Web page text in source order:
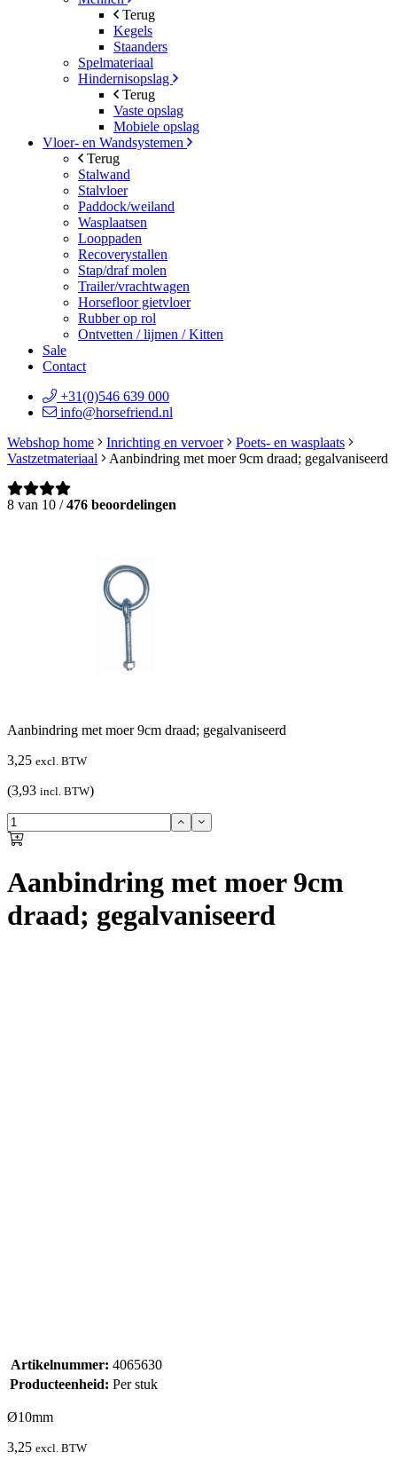
Terug
Kegels
Staanders
Spelmateriaal
Hindernisopslag
Terug
Vaste opslag
Mobiele opslag
Vloer- en Wandsystemen
Terug
Stalwand
Stalvloer
Paddock/weiland
Wasplaatsen
Looppaden
Recoverystallen
Stap/draf molen
Trailer/vrachtwagen
Horsefloor gietvloer
Rubber op rol
Ontvetten / lijmen / Kitten
Sale
Contact
+31(0)546 639 000
info@horsefriend.nl
Webshop home
Inrichting en vervoer
Poets- en wasplaats
Vastzetmateriaal
Aanbindring met moer 9cm draad; gegalvaniseerd
8 van 10 /476 beoordelingen
Aanbindring met moer 9cm draad; gegalvaniseerd
3,25 excl. BTW
(3,93 incl. BTW)
Aanbindring met moer 9cm
draad; gegalvaniseerd
Artikelnummer: 4065630
Producteenheid: Per stuk
Ø10mm
3,25 excl. BTW